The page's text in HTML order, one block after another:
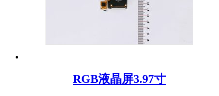
RGB液晶屏3.97寸